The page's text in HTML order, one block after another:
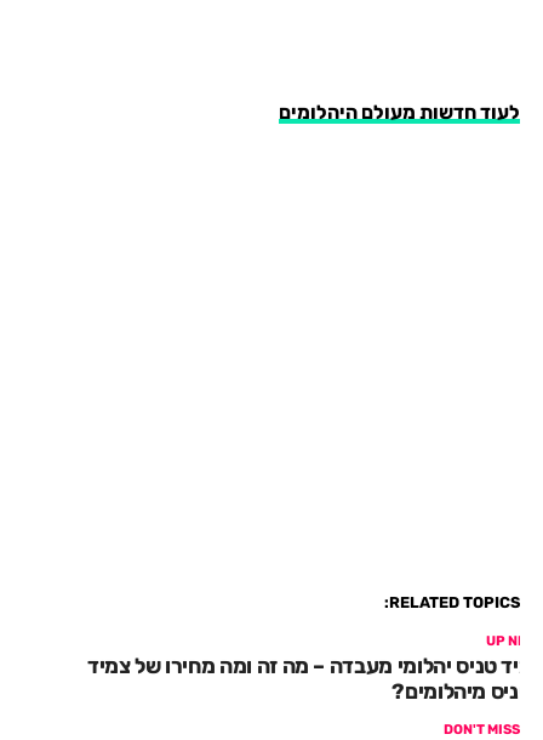
לעוד חדשות מעולם היהלומים
RELATED TOPICS:
UP
טניס יהלומי מעבדה – מה זה ומה מחירו של צמיד
מיהלומים?
DON'T MISS